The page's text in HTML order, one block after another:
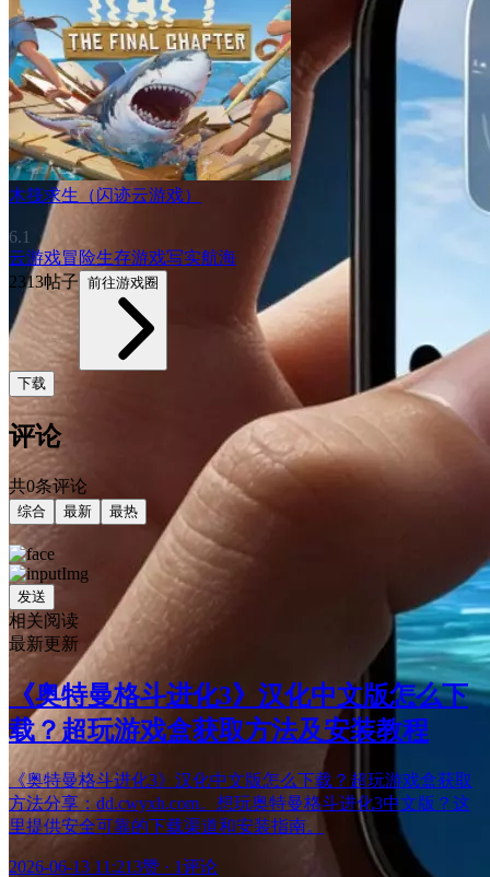
木筏求生（闪迹云游戏）
6.1
云游戏冒险生存游戏写实航海
2313帖子 前往游戏圈
下载
评论
共0条评论
综合 最新 最热
发送
相关阅读
最新更新
《奥特曼格斗进化3》汉化中文版怎么下
载？超玩游戏盒获取方法及安装教程
《奥特曼格斗进化3》汉化中文版怎么下载？超玩游戏盒获取
方法分享：dd.cwyxh.com。想玩奥特曼格斗进化3中文版？这
里提供安全可靠的下载渠道和安装指南。
2026-06-13 11:213赞 · 1评论